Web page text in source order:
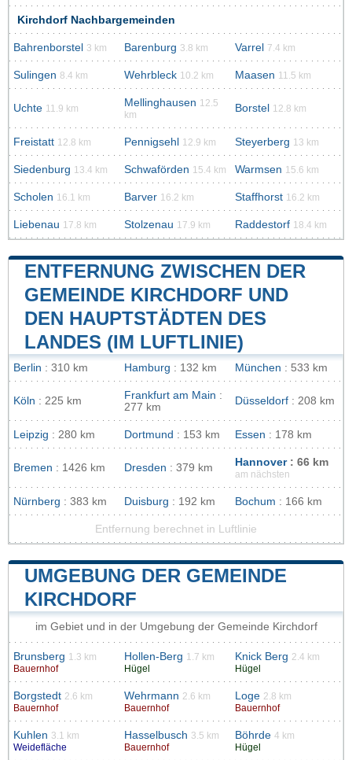
Kirchdorf Nachbargemeinden
Bahrenborstel 3 km Barenburg 3.8 km Varrel 7.4 km
Sulingen 8.4 km Wehrbleck 10.2 km Maasen 11.5 km
Uchte 11.9 km Mellinghausen 12.5
km
Borstel 12.8 km
Freistatt 12.8 km Pennigsehl 12.9 km Steyerberg 13 km
Siedenburg 13.4 km Schwaförden 15.4 km Warmsen 15.6 km
Scholen 16.1 km Barver 16.2 km Staffhorst 16.2 km
Liebenau 17.8 km Stolzenau 17.9 km Raddestorf 18.4 km
ENTFERNUNG ZWISCHEN DER
GEMEINDE KIRCHDORF UND
DEN HAUPTSTÄDTEN DES
LANDES (IM LUFTLINIE)
Berlin : 310 km Hamburg : 132 km München : 533 km
Köln : 225 km Frankfurt am Main :
277 km
Düsseldorf : 208 km
Leipzig : 280 km Dortmund : 153 km Essen : 178 km
Bremen : 1426 km Dresden : 379 km Hannover: 66 km
am nächsten
Nürnberg : 383 km Duisburg : 192 km Bochum : 166 km
Entfernung berechnet in Luftlinie
UMGEBUNG DER GEMEINDE
KIRCHDORF
im Gebiet und in der Umgebung der Gemeinde Kirchdorf
Brunsberg 1.3 km
Bauernhof
Hollen-Berg 1.7 km
Hügel
Knick Berg 2.4 km
Hügel
Borgstedt 2.6 km
Bauernhof
Wehrmann 2.6 km
Bauernhof
Loge 2.8 km
Bauernhof
Kuhlen 3.1 km
Weidefläche
Hasselbusch 3.5 km
Bauernhof
Böhrde 4 km
Hügel